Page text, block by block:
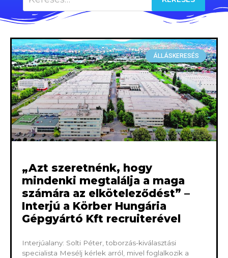
ÁLLÁSKERESÉS
„Azt szeretnénk, hogy
mindenki megtalálja a maga
számára az elköteleződést” –
Interjú a Körber Hungária
Gépgyártó Kft recruiterével
Interjúalany: Solti Péter, toborzás-kiválasztási
specialista Mesélj kérlek arról, mivel foglalkozik a